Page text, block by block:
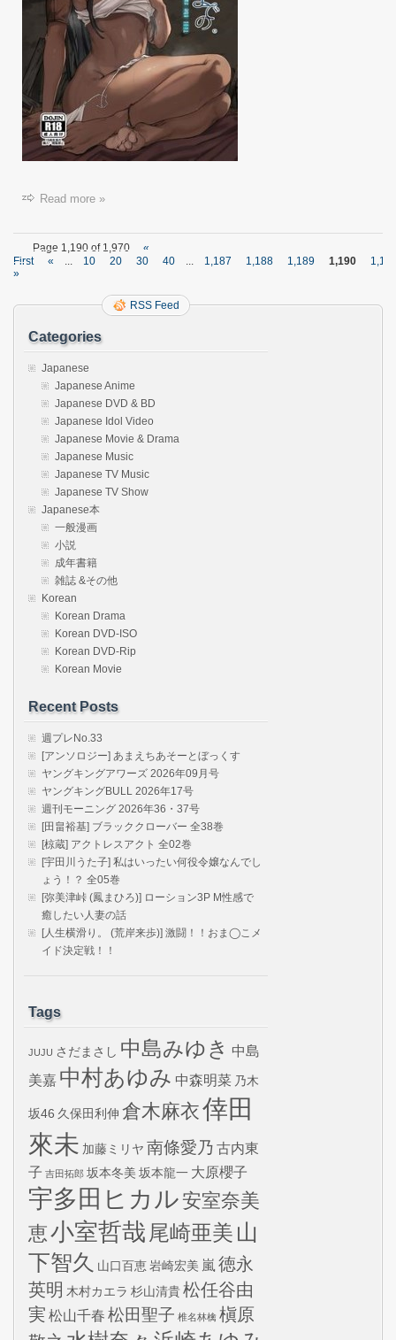
Read more »
Page 1,190 of 1,970
«
First
« ... 10 20 30 40 ... 1,187 1,188 1,189 1,190
»
RSS Feed
Categories
Japanese
Japanese Anime
Japanese DVD & BD
Japanese Idol Video
Japanese Movie & Drama
Japanese Music
Japanese TV Music
Japanese TV Show
Japanese本
一般漫画
小説
成年書籍
雑誌 &その他
Korean
Korean Drama
Korean DVD-ISO
Korean DVD-Rip
Korean Movie
Recent Posts
週プレNo.33
[アンソロジー] あまえちあそーとぼっくす
ヤングキングアワーズ 2026年09月号
ヤングキングBULL 2026年17号
週刊モーニング 2026年36・37号
[田畠裕基] ブラッククローバー 全38巻
[椋蔵] アクトレスアクト 全02巻
[宇田川うた子] 私はいったい何役令嬢なんでし
ょう！？ 全05巻
[弥美津峠 (鳳まひろ)] ローション3P M性感で
癒したい人妻の話
[人生横滑り。 (荒岸来歩)] 激闘！！おま◯こメ
イド決定戦！！
Tags
JUJU さだまさし 中島みゆき 中島
美嘉 中村あゆみ 中森明菜 乃木
坂46 久保田利伸 倉木麻衣倖田
來未 加藤ミリヤ 南條愛乃 古内東
子 吉田拓郎 坂本冬美 坂本龍一 大原櫻子
宇多田ヒカル安室奈美
恵小室哲哉 尾崎亜美 山
下智久 山口百恵岩崎宏美 嵐 徳永
英明 木村カエラ 杉山清貴松任谷由
実 松山千春 松田聖子 椎名林檎 槇原